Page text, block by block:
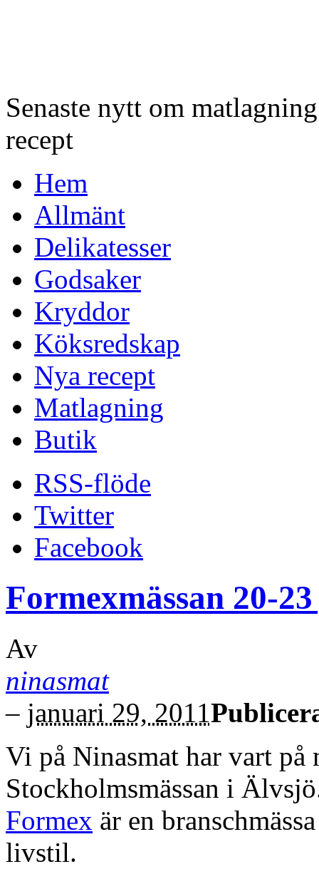
Senaste nytt om
recept
Hem
Allmänt
Delikatesser
Godsaker
Kryddor
Köksredskap
Nya recept
Matlagning
Butik
RSS-flöde
Twitter
Facebook
Formexmässan 20-
Av
ninasmat
– januari 29, 2011
Vi på Ninasmat har vart på
Stockholmsmässan i
Formex är en
livstil.